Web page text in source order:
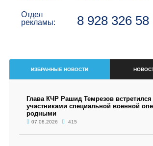
Отдел
рекламы:
8 928 326 58
ИЗБРАННЫЕ НОВОСТИ
Глава КЧР Рашид Темрезов
участниками специальной военной
родными
07.08.2026 415